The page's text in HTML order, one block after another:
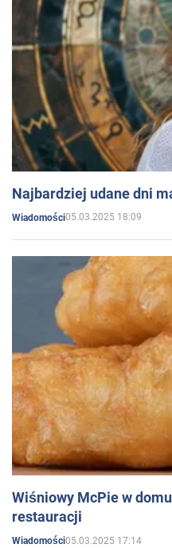
Najbardziej udane dni
Wiadomości05.03.2025 18:09
Wiśniowy McPie w
restauracji
Wiadomości05.03.2025 17:14